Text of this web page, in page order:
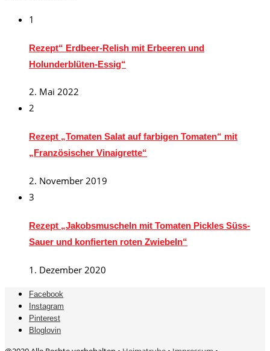
1
Rezept“ Erdbeer-Relish mit Erbeeren und
Holunderblüten-Essig“
2. Mai 2022
2
Rezept „Tomaten Salat auf farbigen Tomaten“ mit
„Französischer Vinaigrette“
2. November 2019
3
Rezept „Jakobsmuscheln mit Tomaten Pickles Süss-
Sauer und konfierten roten Zwiebeln“
1. Dezember 2020
Facebook
Instagram
Pinterest
Bloglovin